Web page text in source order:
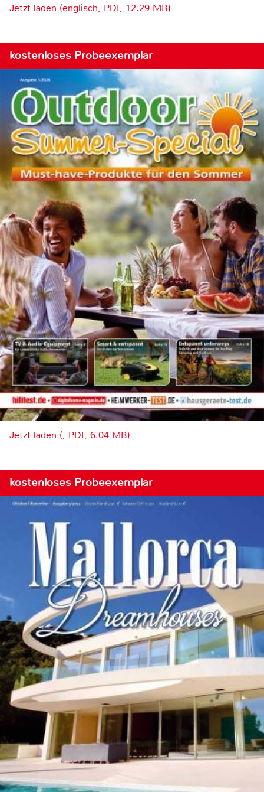
Jetzt laden (englisch, PDF, 12.29 MB)
kostenloses Probeexemplar
Jetzt laden (, PDF, 6.04 MB)
kostenloses Probeexemplar